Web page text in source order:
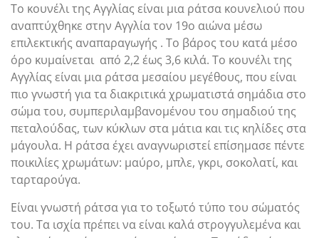
Το κουνέλι της Αγγλίας είναι μια ράτσα κουνελιού που
αναπτύχθηκε στην Αγγλία τον 19ο αιώνα μέσω
επιλεκτικής αναπαραγωγής . Το βάρος του κατά μέσο
όρο κυμαίνεται από 2,2 έως 3,6 κιλά. Tο κουνέλι της
Αγγλίας είναι μια ράτσα μεσαίου μεγέθους, που είναι
πιο γνωστή για τα διακριτικά χρωματιστά σημάδια στο
σώμα του, συμπεριλαμβανομένου του σημαδιού της
πεταλούδας, των κύκλων στα μάτια και τις κηλίδες στα
μάγουλα. Η ράτσα έχει αναγνωριστεί επίσημασε πέντε
ποικιλίες χρωμάτων: μαύρο, μπλε, γκρι, σοκολατί, και
ταρταρούγα.
Είναι γνωστή ράτσα για το τοξωτό τύπο του σώματός
του. Τα ισχία πρέπει να είναι καλά στρογγυλεμένα και